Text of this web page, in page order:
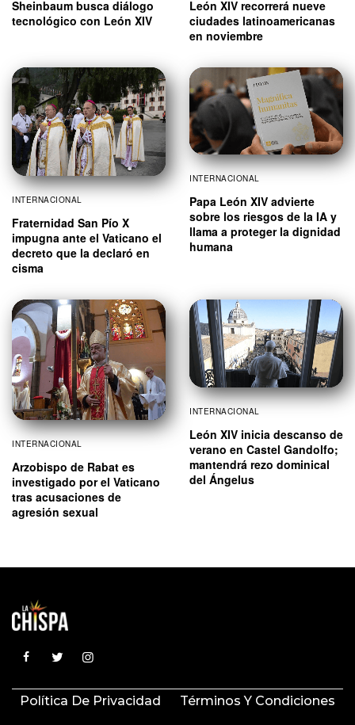
Sheinbaum busca diálogo
tecnológico con León XIV
León XIV recorrerá nueve
ciudades latinoamericanas
en noviembre
INTERNACIONAL
Fraternidad San Pío X
impugna ante el Vaticano el
decreto que la declaró en
cisma
INTERNACIONAL
Papa León XIV advierte
sobre los riesgos de la IA y
llama a proteger la dignidad
humana
INTERNACIONAL
Arzobispo de Rabat es
investigado por el Vaticano
tras acusaciones de
agresión sexual
INTERNACIONAL
León XIV inicia descanso de
verano en Castel Gandolfo;
mantendrá rezo dominical
del Ángelus
Política De Privacidad Términos Y Condiciones